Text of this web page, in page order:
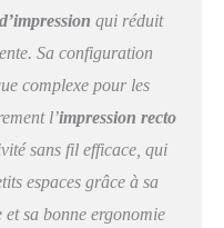
qui réduit
Sa configuration
complexe pour les
l’impression recto
sans fil efficace, qui
espaces grâce à sa
sa bonne ergonomie